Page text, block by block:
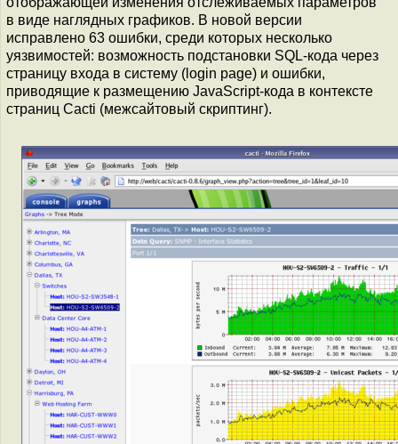
в виде наглядных графиков. В новой версии
исправлено 63 ошибки, среди которых несколько
уязвимостей: возможность подстановки SQL-кода через
страницу входа в систему (login page) и ошибки,
приводящие к размещению JavaScript-кода в контексте
страниц Cacti (межсайтовый скриптинг).